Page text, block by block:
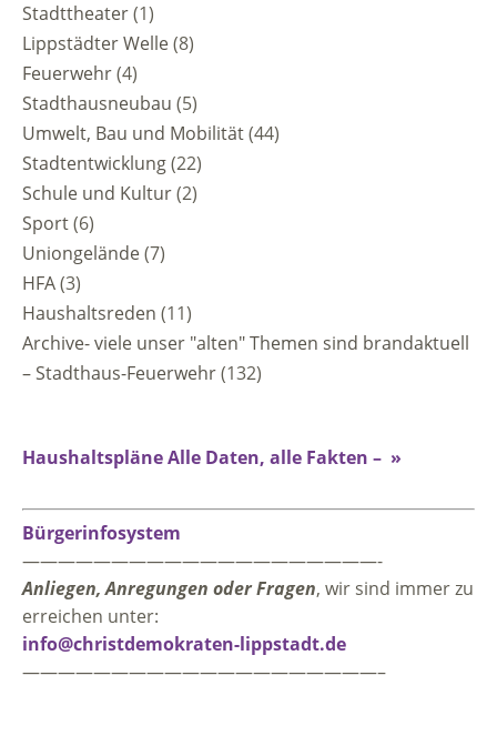
Stadttheater(1)
Lippstädter Welle(8)
Feuerwehr(4)
Stadthausneubau (5)
Umwelt, Bau und Mobilität(44)
Stadtentwicklung(22)
Schule und Kultur(2)
Sport(6)
Uniongelände(7)
HFA(3)
Haushaltsreden (11)
Archive- viele unser "alten" Themen sind brandaktuell
– Stadthaus-Feuerwehr(132)
Haushaltspläne Alle Daten, alle Fakten – »
Bürgerinfosystem
————————————————————-
Anliegen, Anregungen oder Fragen, wir sind immer zu
erreichen unter:
info@christdemokraten-lippstadt.de
————————————————————–